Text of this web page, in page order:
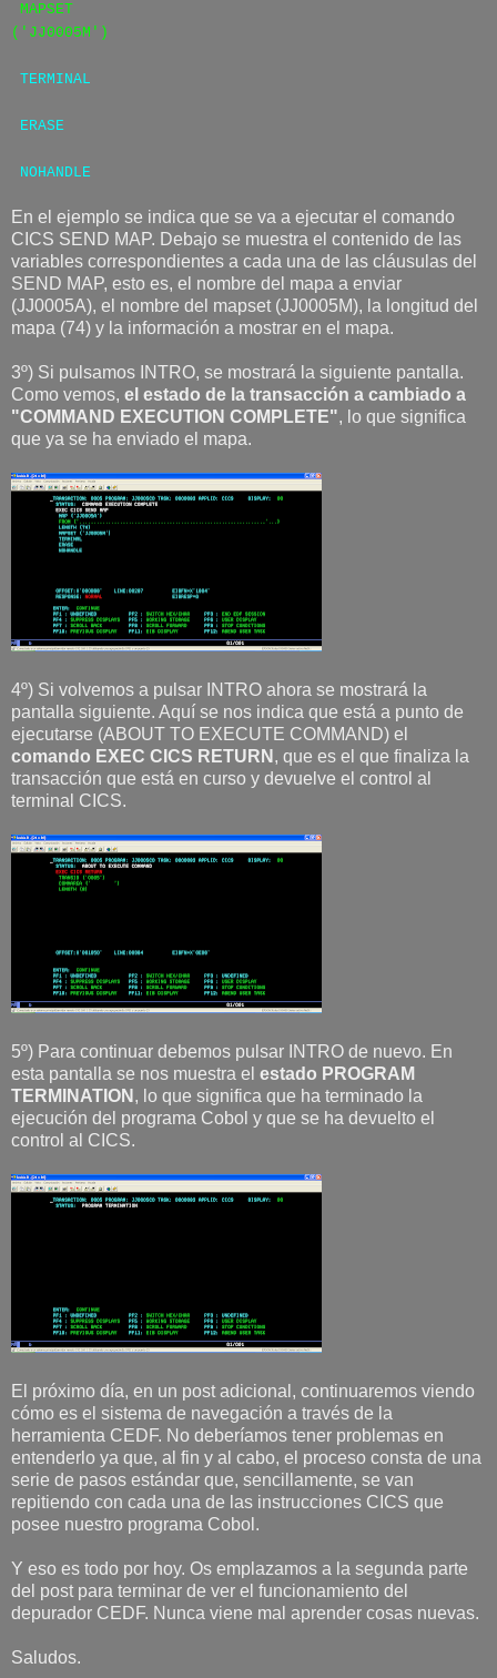
MAPSET
('JJ0005M')
TERMINAL
ERASE
NOHANDLE
En el ejemplo se indica que se va a ejecutar el comando
CICS SEND MAP. Debajo se muestra el contenido de las
variables correspondientes a cada una de las cláusulas del
SEND MAP, esto es, el nombre del mapa a enviar
(JJ0005A), el nombre del mapset (JJ0005M), la longitud del
mapa (74) y la información a mostrar en el mapa.
3º) Si pulsamos INTRO, se mostrará la siguiente pantalla.
Como vemos, el estado de la transacción a cambiado a
"COMMAND EXECUTION COMPLETE", lo que significa
que ya se ha enviado el mapa.
4º) Si volvemos a pulsar INTRO ahora se mostrará la
pantalla siguiente. Aquí se nos indica que está a punto de
ejecutarse (ABOUT TO EXECUTE COMMAND) el
comando EXEC CICS RETURN , que es el que finaliza la
transacción que está en curso y devuelve el control al
terminal CICS.
5º) Para continuar debemos pulsar INTRO de nuevo. En
esta pantalla se nos muestra el estado PROGRAM
TERMINATION , lo que significa que ha terminado la
ejecución del programa Cobol y que se ha devuelto el
control al CICS.
El próximo día, en un post adicional, continuaremos viendo
cómo es el sistema de navegación a través de la
herramienta CEDF. No deberíamos tener problemas en
entenderlo ya que, al fin y al cabo, el proceso consta de una
serie de pasos estándar que, sencillamente, se van
repitiendo con cada una de las instrucciones CICS que
posee nuestro programa Cobol.
Y eso es todo por hoy. Os emplazamos a la segunda parte
del post para terminar de ver el funcionamiento del
depurador CEDF. Nunca viene mal aprender cosas nuevas.
Saludos.